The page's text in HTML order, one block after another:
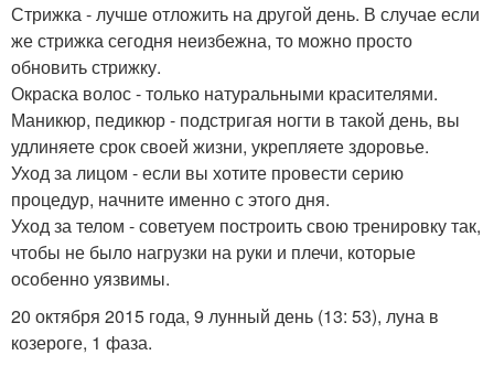
Стрижка - лучше отложить на другой день. В случае если
же стрижка сегодня неизбежна, то можно просто
обновить стрижку.
Окраска волос - только натуральными красителями.
Маникюр, педикюр - подстригая ногти в такой день, вы
удлиняете срок своей жизни, укрепляете здоровье.
Уход за лицом - если вы хотите провести серию
процедур, начните именно с этого дня.
Уход за телом - советуем построить свою тренировку так,
чтобы не было нагрузки на руки и плечи, которые
особенно уязвимы.
20 октября 2015 года, 9 лунный день (13: 53), луна в
козероге, 1 фаза.